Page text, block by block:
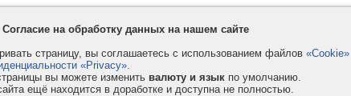
Согласие на обработку данных на нашем сайте
страницу, вы соглашаетесь с использованием файлов «Cookie»
«Privacy».
вы можете изменить валюту и язык по умолчанию.
ещё находится в доработке и доступна не полностью.